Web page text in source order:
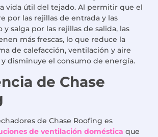
vida útil del tejado. Al permitir que el
por las rejillas de entrada y las
y salga por las rejillas de salida, las
más frescas, lo que reduce la
de calefacción, ventilación y aire
disminuye el consumo de energía.
de Chase
de Chase Roofing es
de ventilación doméstica que